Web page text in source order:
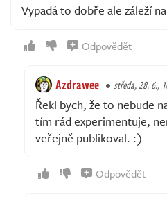
Vypadá to dobře ale záleží
Odpovědět
Azdrawee středa, 28. 6.,
Řekl bych, že to nebude
tím rád experimentuje,
veřejně publikoval. :)
Odpovědět